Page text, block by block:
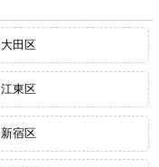
大田区
江東区
新宿区